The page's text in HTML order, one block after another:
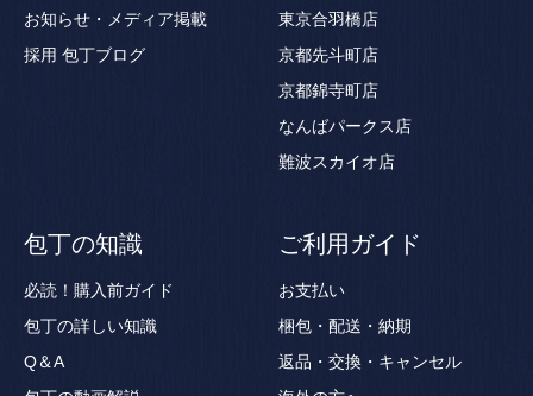
お知らせ・メディア掲載
採用 包丁ブログ
東京合羽橋店
京都先斗町店
京都錦寺町店
なんばパークス店
難波スカイオ店
包丁の知識
必読！購入前ガイド
包丁の詳しい知識
Q＆A
ご利用ガイド
お支払い
梱包・配送・納期
返品・交換・キャンセル